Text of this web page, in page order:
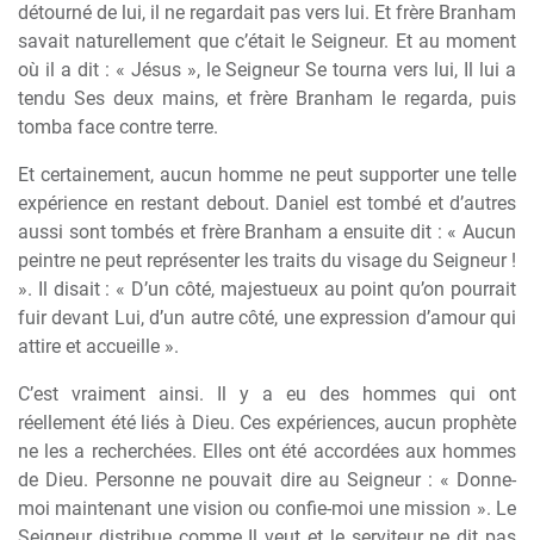
détourné de lui, il ne regardait pas vers lui. Et frère Branham
savait naturellement que c’était le Seigneur. Et au moment
où il a dit : « Jésus », le Seigneur Se tourna vers lui, Il lui a
tendu Ses deux mains, et frère Branham le regarda, puis
tomba face contre terre.
Et certainement, aucun homme ne peut supporter une telle
expérience en restant debout. Daniel est tombé et d’autres
aussi sont tombés et frère Branham a ensuite dit : « Aucun
peintre ne peut représenter les traits du visage du Seigneur !
». Il disait : « D’un côté, majestueux au point qu’on pourrait
fuir devant Lui, d’un autre côté, une expression d’amour qui
attire et accueille ».
C’est vraiment ainsi. Il y a eu des hommes qui ont
réellement été liés à Dieu. Ces expériences, aucun prophète
ne les a recherchées. Elles ont été accordées aux hommes
de Dieu. Personne ne pouvait dire au Seigneur : « Donne-
moi maintenant une vision ou confie-moi une mission ». Le